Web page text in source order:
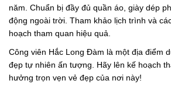
năm. Chuẩn bị đầy đủ quần áo, giày dép
động ngoài trời. Tham khảo lịch trình và
hoạch tham quan hiệu quả.
Công viên Hắc Long Đàm là một địa điểm
đẹp tự nhiên ấn tượng. Hãy lên kế hoạch
hưởng trọn vẹn vẻ đẹp của nơi này!